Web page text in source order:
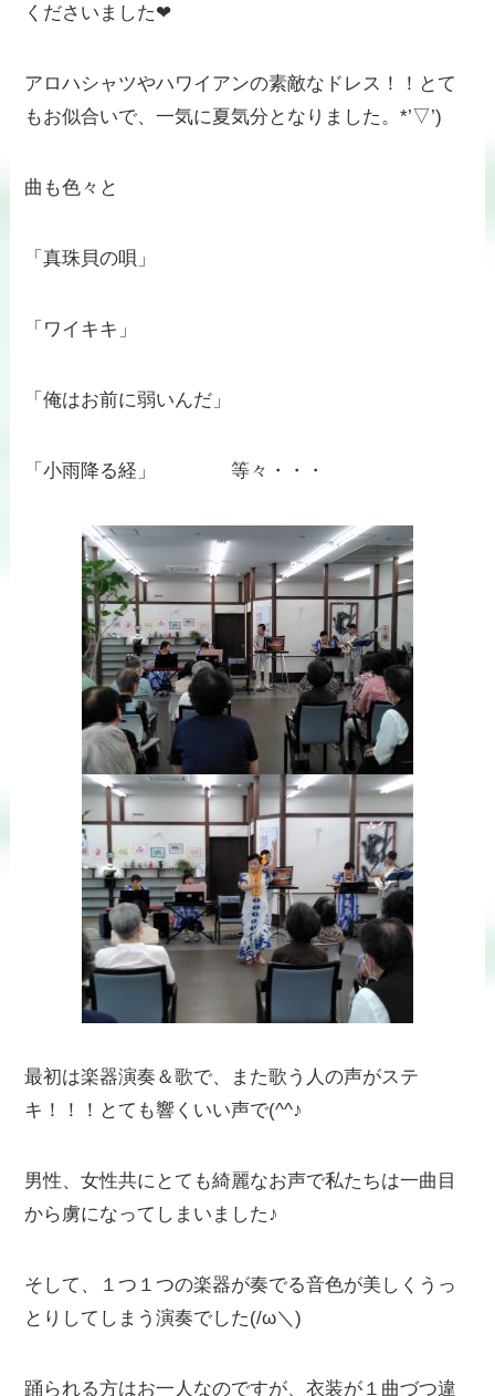
くださいました❤
アロハシャツやハワイアンの素敵なドレス！！とて
もお似合いで、一気に夏気分となりました。*’▽’)
曲も色々と
「真珠貝の唄」
「ワイキキ」
「俺はお前に弱いんだ」
「小雨降る経」 等々・・・
最初は楽器演奏＆歌で、また歌う人の声がステ
キ！！！とても響くいい声で(^^♪
男性、女性共にとても綺麗なお声で私たちは一曲目
から虜になってしまいました♪
そして、１つ１つの楽器が奏でる音色が美しくうっ
とりしてしまう演奏でした(/ω＼)
踊られる方はお一人なのですが、衣装が１曲づつ違